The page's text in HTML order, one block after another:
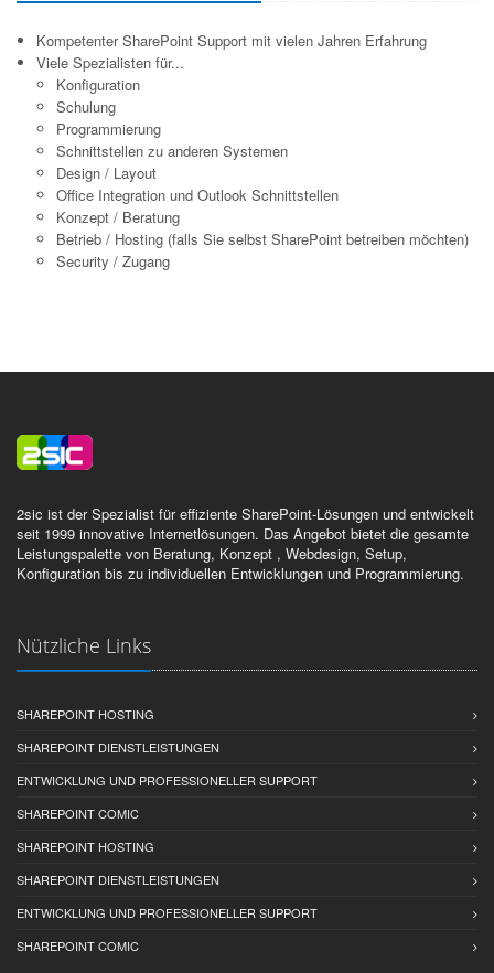
Kompetenter SharePoint Support mit vielen Jahren Erfahrung
Viele Spezialisten für...
Konfiguration
Schulung
Programmierung
Schnittstellen zu anderen Systemen
Design / Layout
Office Integration und Outlook Schnittstellen
Konzept / Beratung
Betrieb / Hosting (falls Sie selbst SharePoint betreiben möchten)
Security / Zugang
2sic ist der Spezialist für effiziente SharePoint-Lösungen und entwickelt
seit 1999 innovative Internetlösungen. Das Angebot bietet die gesamte
Leistungspalette von Beratung, Konzept , Webdesign, Setup,
Konfiguration bis zu individuellen Entwicklungen und Programmierung.
Nützliche Links
SHAREPOINT HOSTING
SHAREPOINT DIENSTLEISTUNGEN
ENTWICKLUNG UND PROFESSIONELLER SUPPORT
SHAREPOINT COMIC
SHAREPOINT HOSTING
SHAREPOINT DIENSTLEISTUNGEN
ENTWICKLUNG UND PROFESSIONELLER SUPPORT
SHAREPOINT COMIC